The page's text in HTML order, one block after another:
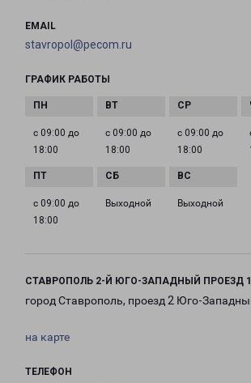
EMAIL
stavropol@pecom.ru
ГРАФИК РАБОТЫ
с 09:00 до
18:00
с 09:00 до
18:00
с 09:00 до
18:00
с 09:00 до
18:00
Выходной Выходной
СТАВРОПОЛЬ 2-Й ЮГО-ЗАПАДНЫЙ ПРОЕЗД
город Ставрополь, проезд 2 Юго-
на карте
ТЕЛЕФОН